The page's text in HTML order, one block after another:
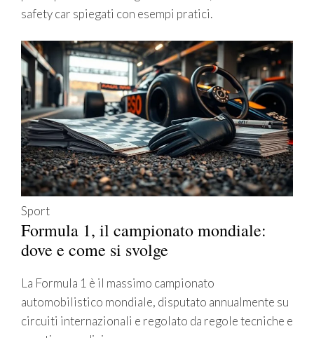
safety car spiegati con esempi pratici.
Sport
Formula 1, il campionato mondiale:
dove e come si svolge
La Formula 1 è il massimo campionato
automobilistico mondiale, disputato annualmente su
circuiti internazionali e regolato da regole tecniche e